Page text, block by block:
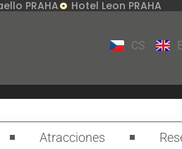
CS
PRAHA Hotel Leon PRAHA
Atracciones